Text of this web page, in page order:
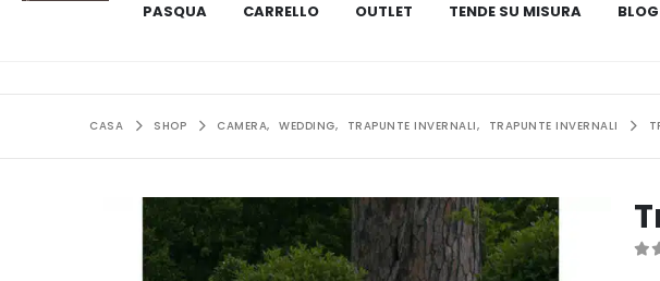
PASQUA CARRELLO OUTLET TENDE SU MISURA BLOG
CASA SHOP CAMERA, WEDDING, TRAPUNTE INVERNALI, TRAPUNTE INVERNALI